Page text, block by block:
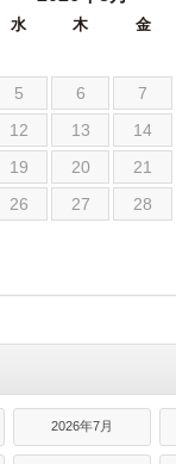
水 木 金
5 6 7
12 13 14
19 20 21
26 27 28
2026年7月